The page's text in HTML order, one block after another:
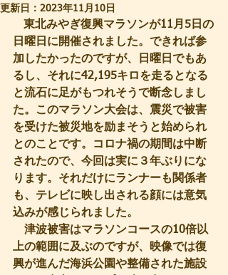
更新日： 2023年11月10日
日曜日に開催されました。できれば参
加したかったのですが、日曜日でもあ
るし、それに42,195キロを走るとなる
と流石に足がもつれそうで断念しまし
た。このマラソン大会は、震災で被害
を受けた被災地を励まそうと始められ
とのことです。コロナ禍の期間は中断
されたので、今回は実に３年ぶりにな
ります。それだけにランナーも関係者
も、テレビに映し出される顔には意気
込みが感じられました。
津波被害はマラソンコースの10倍以
上の範囲に及ぶのですが、映像では復
興が進んだ海浜公園や整備された施設